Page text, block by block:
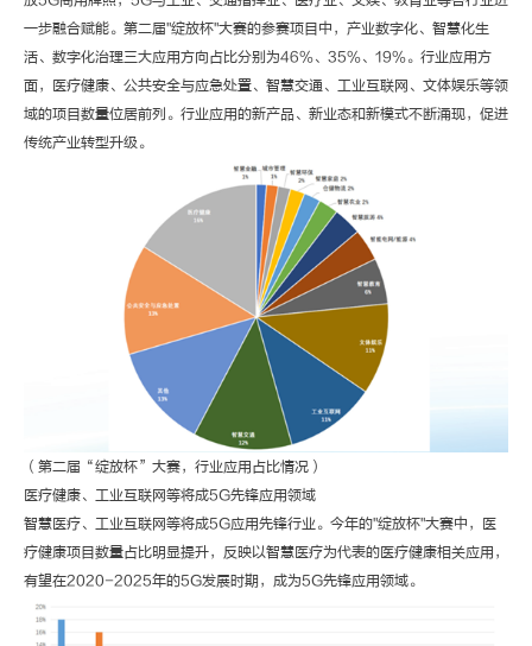
一步融合赋能。第二届"绽放杯"大赛的参赛项目中，产业数字化、智慧化生
活、数字化治理三大应用方向占比分别为46%、35%、19%。行业应用方
面，医疗健康、公共安全与应急处置、智慧交通、工业互联网、文体娱乐等领
域的项目数量位居前列。行业应用的新产品、新业态和新模式不断涌现，促进
传统产业转型升级。
（第二届“绽放杯”大赛，行业应用占比情况）
医疗健康、工业互联网等将成5G先锋应用领域
智慧医疗、工业互联网等将成5G应用先锋行业。今年的"绽放杯"大赛中，医
疗健康项目数量占比明显提升，反映以智慧医疗为代表的医疗健康相关应用，
有望在2020-2025年的5G发展时期，成为5G先锋应用领域。